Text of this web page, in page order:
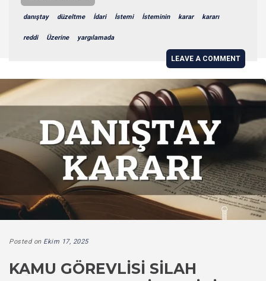
danıştay düzeltme İdari İstemi İsteminin karar kararı
reddi Üzerine yargılamada
LEAVE A COMMENT
Posted on Ekim 17, 2025
KAMU GÖREVLISI SILAH